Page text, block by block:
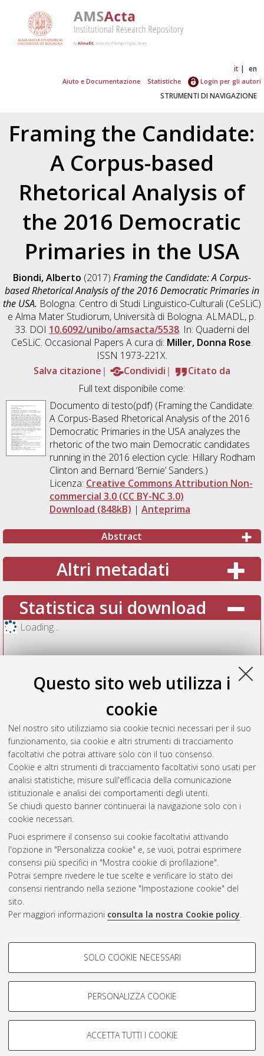
Questo sito web utilizza i
cookie
Nel nostro sito utilizziamo sia cookie tecnici necessari per il suo
funzionamento, sia cookie e altri strumenti di tracciamento
facoltativi che potrai attivare solo con il tuo consenso.
Cookie e altri strumenti di tracciamento facoltativi sono usati per
analisi statistiche, misure sull'efficacia della comunicazione
istituzionale e analisi dei comportamenti degli utenti.
Se chiudi questo banner continuerai la navigazione solo con i
cookie necessari.
Puoi esprimere il consenso sui cookie facoltativi attivando
l'opzione in "Personalizza cookie" e, se vuoi, potrai esprimere
consensi più specifici in "Mostra cookie di profilazione".
Potrai sempre rivedere le tue scelte e verificare lo stato dei
consensi rientrando nella sezione "Impostazione cookie" del
sito.
Per maggiori informazioni consulta la nostra Cookie policy.
COOKIE DI PROFILAZIONE -
Si tratta di cookie utilizzati per analizzare le caratteristiche della
navigazione degli utenti, creare profili in base al loro comportamento
Mostra cookie di profilazione
COOKIE TECNICI - NECESSARI
SOLO COOKIE NECESSARI
PERSONALIZZA COOKIE
ACCETTA TUTTI I COOKIE
it en
Aiuto e Documentazione Statistiche Login per gli autori
STRUMENTI DI NAVIGAZIONE
Framing the Candidate:
A Corpus-based
Rhetorical Analysis of
the 2016 Democratic
Primaries in the USA
Biondi, Alberto (2017) Framing the Candidate: A Corpus-
based Rhetorical Analysis of the 2016 Democratic Primaries in
the USA. Bologna: Centro di Studi Linguistico-Culturali (CeSLiC)
e Alma Mater Studiorum, Università di Bologna. ALMADL, p.
33. DOI 10.6092/unibo/amsacta/5538. In: Quaderni del
CeSLiC. Occasional Papers A cura di: Miller, Donna Rose.
ISSN 1973-221X.
Salva citazione
Condividi
Citato da
Full text disponibile come:
Documento di testo(pdf) (Framing the Candidate:
A Corpus-Based Rhetorical Analysis of the 2016
Democratic Primaries in the USA analyzes the
rhetoric of the two main Democratic candidates
running in the 2016 election cycle: Hillary Rodham
Clinton and Bernard ‘Bernie’ Sanders.)
Licenza: Creative Commons Attribution Non-
commercial 3.0 (CC BY-NC 3.0)
Download (848kB) | Anteprima
Abstract
Altri metadati
Statistica sui download
Loading...
Vedi altre statistiche
Gestione del documento:
Atom
Rss
2.0
AMS Acta
ISSN: 2038-7954
re3data.org -
doi.org/10.17616/R3P19R
Servizio implementato e
Impostazioni Cookie
repository